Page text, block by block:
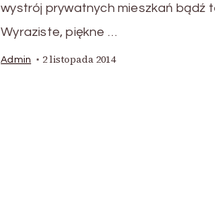
wystrój prywatnych mieszkań bądź
Wyraziste, piękne …
Admin 2 listopada 2014